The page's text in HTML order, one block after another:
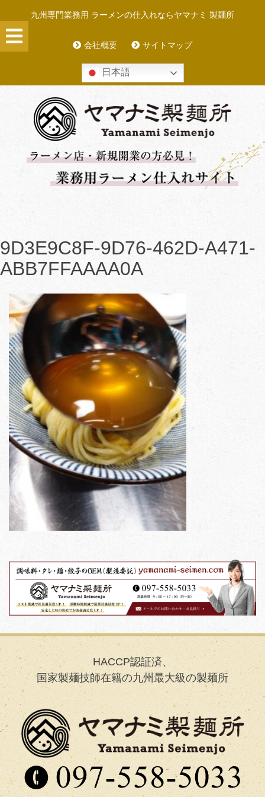
to
content
九州専門業務用 ラーメンの仕入れならヤマナミ 製麺所
会社概要 サイトマップ
日本語
9D3E9C8F-9D76-462D-A471-
ABB7FFAAAA0A
HACCP認証済、
国家製麺技師在籍の九州最大級の製麺所